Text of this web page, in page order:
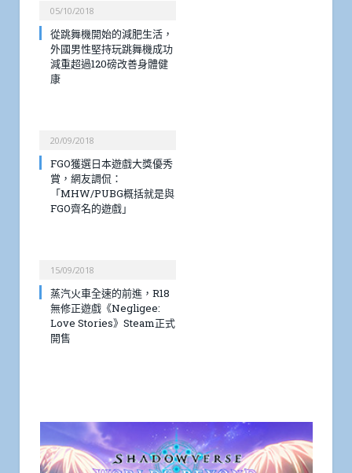
05/10/2018
從跳舞機開始的減肥生活，
外國男性堅持玩跳舞機成功
減重超過120磅改善身體健
康
20/09/2018
FGO獲選日本遊戲大獎優秀
賞，網友調侃：
「MHW/PUBG概括就是與
FGO齊名的遊戲」
15/09/2018
蒸汽火車全速的前進，R18
無修正遊戲《Negligee:
Love Stories》Steam正式
開售